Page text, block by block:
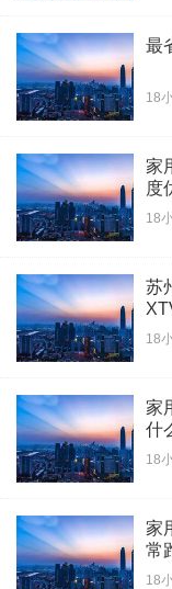
最
18
家
度
18
苏
18
家
什
18
家
常
18